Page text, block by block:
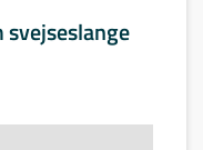
svejseslange